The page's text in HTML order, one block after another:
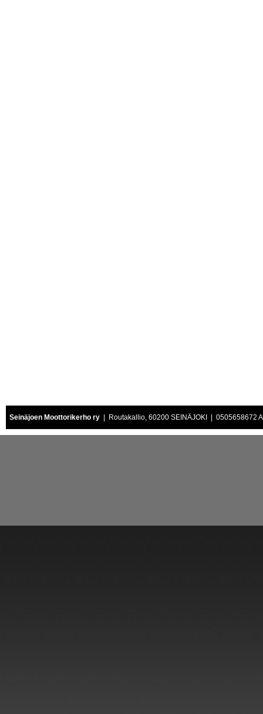
Seinäjoen Moottorikerho ry | Routakallio, 60200 SEINÄJOKI | 0505658672